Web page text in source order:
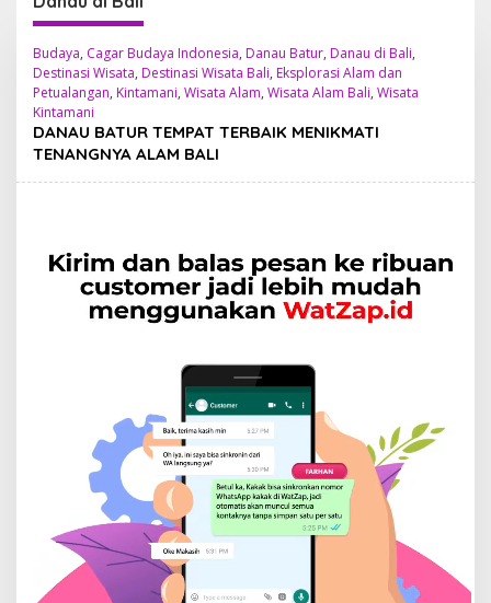
Budaya, Cagar Budaya Indonesia, Danau Batur, Danau di Bali,
Destinasi Wisata, Destinasi Wisata Bali, Eksplorasi Alam dan
Petualangan, Kintamani, Wisata Alam, Wisata Alam Bali, Wisata
Kintamani
DANAU BATUR TEMPAT TERBAIK MENIKMATI
TENANGNYA ALAM BALI